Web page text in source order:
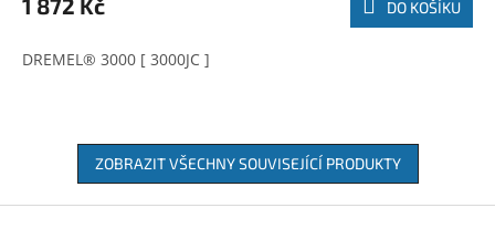
DO KOŠÍKU
DREMEL® 3000 [ 3000JC ]
ZOBRAZIT VŠECHNY SOUVISEJÍCÍ PRODUKTY